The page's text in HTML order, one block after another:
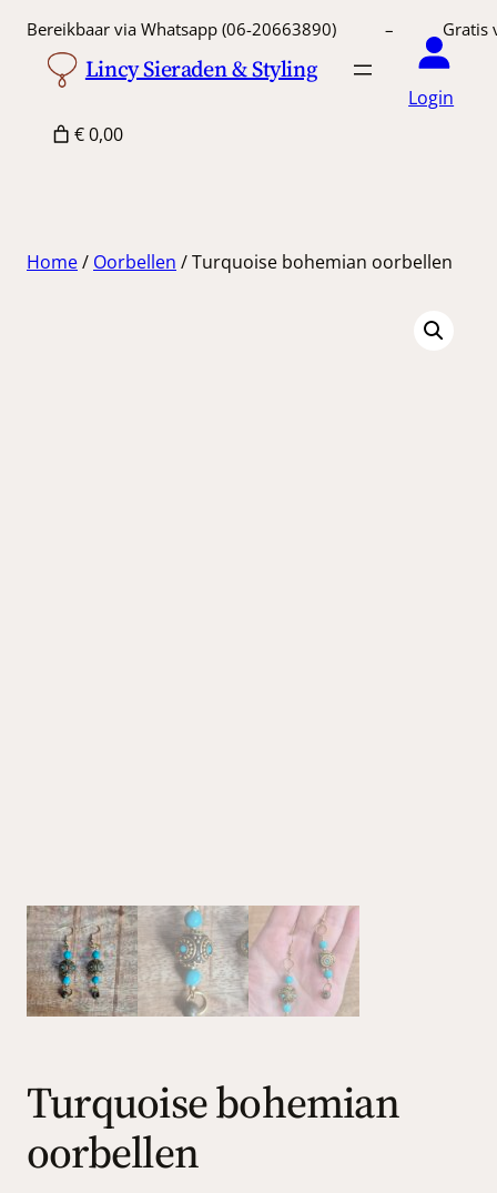
GaBereikbaar via Whatsapp (06-20663890) –
Lincy Sieraden & Styling
Login
€ 0,00
Home/ Oorbellen / Turquoise bohemian oorbellen
Turquoise bohemian
oorbellen